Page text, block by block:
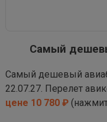
Самый
Самый дешевый
22.07.27. Перелет
цене 10 780 ₽